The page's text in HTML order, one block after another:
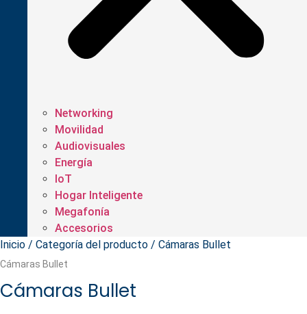
Networking
Movilidad
Audiovisuales
Energía
IoT
Hogar Inteligente
Megafonía
Accesorios
Inicio / Categoría del producto / Cámaras Bullet
Cámaras Bullet
Cámaras Bullet